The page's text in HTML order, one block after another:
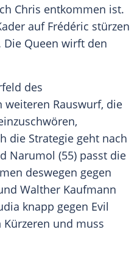
Chris entkommen ist.
auf Frédéric stürzen
Die Queen wirft den
des
weiteren Rauswurf, die
die Strategie geht nach
Narumol (55) passt die
deswegen gegen
Walther Kaufmann
knapp gegen Evil
Kürzeren und muss